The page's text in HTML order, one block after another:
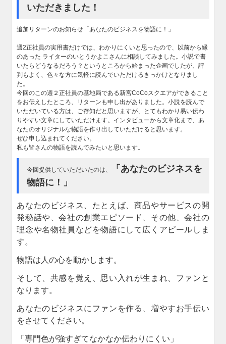
いただきました！
追加リターンのお知らせ「あなたのビジネスを物語に！」
週2正社員の実用書だけでは、わかりにくいと思ったので、以前から縁
のあった ライターのいとうかよこさんに相談してみました。小説で書
いたらどうなるだろう？というところから始まった企画でしたが、評
判もよく、色々な方に気軽に読んでいただけるきっかけとなりまし
た。
今回のこの週２正社員の基地局である新宮CoCoスクエアができること
をお伝えしたところ、リターンも申し出がありました。小説を読んで
いただいている方は、ご存知だと思いますが、とてもわかり易い伝わ
りやすい文章にしていただけます。インタビューから文章化まで、あ
なたのオリジナルな物語を作り出していただけると思います。
ぜひ申し込まれてください。
私も皆さんの物語を読んでみたいと思います。
今回提供していただいたのは、
「あなたのビジネスを
物語に！」
あなたのビジネス、たとえば、商品やサービスの開
発秘話や、会社の創業エピソード、その他、会社の
理念や名物社員などを物語にして広くアピールしま
す。
物語は人の心を動かします。
そして、共感を覚え、思い入れが生まれ、ファンと
なります。
あなたのビジネスにファンを作る、増やすお手伝い
をさせてください。
「専門色が強すぎてなかなか伝わりにくい」